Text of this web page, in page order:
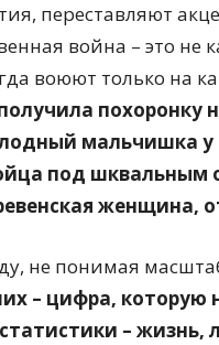
переставляют
война – это
воюют только на
похоронку
мальчишка
под шквальным
женщина,
не понимая
– цифра, которую
– жизнь,